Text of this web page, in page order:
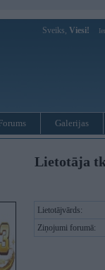
Sveiks, Viesi!
Galerijas
Lietotāja
Lietotājvārds:
Ziņojumi forumā: